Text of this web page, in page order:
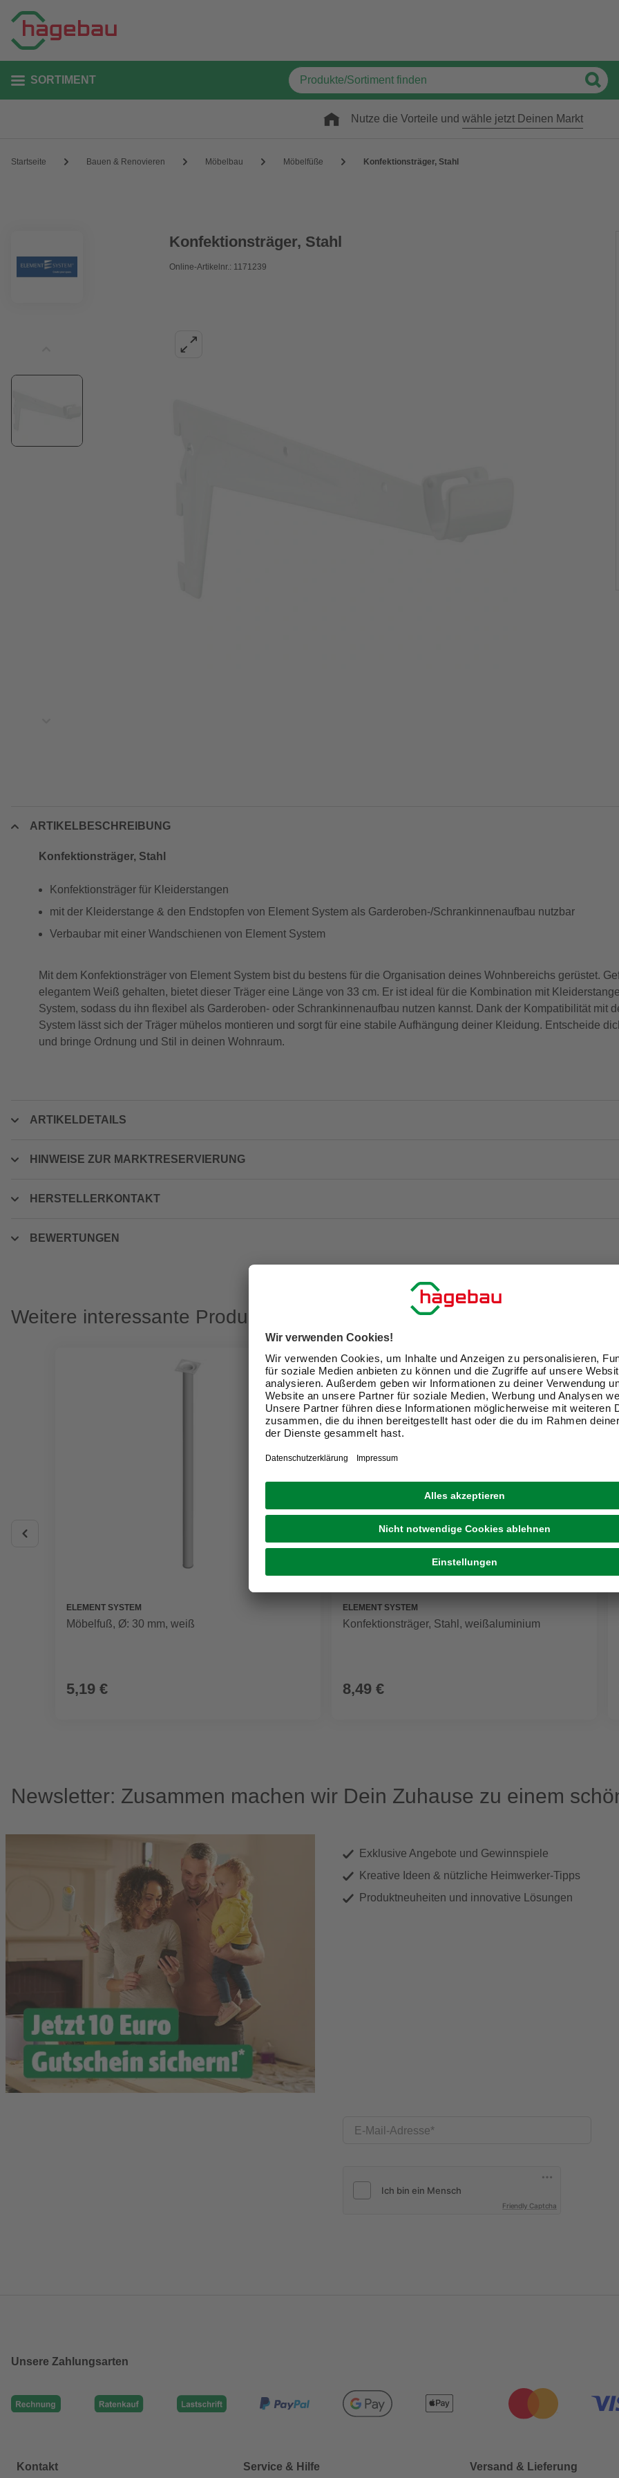
SORTIMENT
Nutze die Vorteile und wähle jetzt Deinen Markt
Startseite Bauen & Renovieren Möbelbau Möbelfüße Konfektionsträger, Stahl
Konfektionsträger, Stahl
Online-Artikelnr.: 1171239
ARTIKELBESCHREIBUNG
Konfektionsträger, Stahl
Konfektionsträger für Kleiderstangen
mit der Kleiderstange & den Endstopfen von Element System als Garderoben-/Schrankinnenaufbau nutzbar
Verbaubar mit einer Wandschienen von Element System
Mit dem Konfektionsträger von Element System bist du bestens für die Organisation deines Wohnbereichs gerüstet.
elegantem Weiß gehalten, bietet dieser Träger eine Länge von 33 cm. Er ist ideal für die Kombination mit
System, sodass du ihn flexibel als Garderoben- oder Schrankinnenaufbau nutzen kannst. Dank der Kompatibilität mit
System lässt sich der Träger mühelos montieren und sorgt für eine stabile Aufhängung deiner Kleidung. Entscheide
und bringe Ordnung und Stil in deinen Wohnraum.
ARTIKELDETAILS
HINWEISE ZUR MARKTRESERVIERUNG
HERSTELLERKONTAKT
BEWERTUNGEN
Weitere interessante Produkte
ELEMENT SYSTEM
Möbelfuß, Ø: 30 mm, weiß
5,19 €
ELEMENT SYSTEM
Konfektionsträger, Stahl, weißaluminium
8,49 €
Newsletter: Zusammen machen wir Dein Zuhause zu einem
Exklusive Angebote und Gewinnspiele
Kreative Ideen & nützliche Heimwerker-Tipps
Produktneuheiten und innovative Lösungen
E-Mail-Adresse
Friendly Captcha
Unsere Zahlungsarten
Kontakt Service & Hilfe Versand & Lieferung